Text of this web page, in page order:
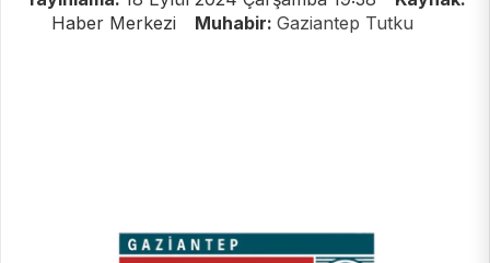
Haber Merkezi
Muhabir: Gaziantep Tutku